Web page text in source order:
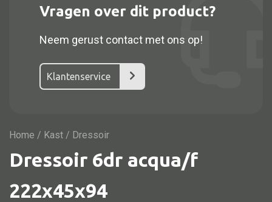
Glaskast
Nachtkast
Kast overige
TV meubel
Rek
Vragen over dit product?
Neem gerust contact met ons op!
Klantenservice
Home / Kast / Dressoir
Dressoir 6dr acqua/f
222x45x94